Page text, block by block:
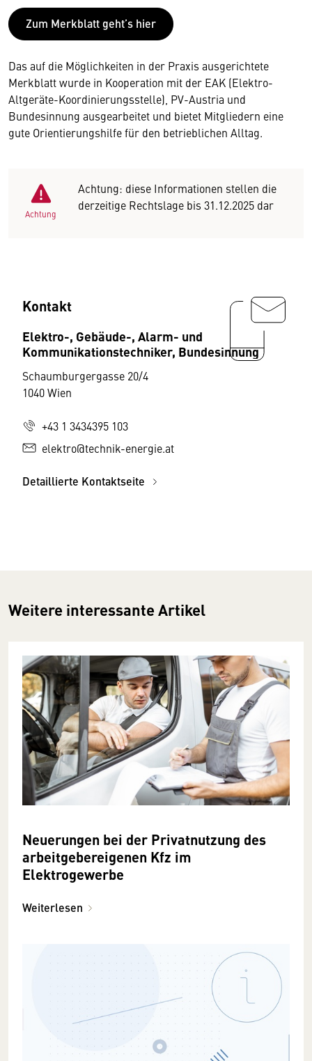
Zum Merkblatt geht’s hier
Das auf die Möglichkeiten in der Praxis ausgerichtete
Merkblatt wurde in Kooperation mit der EAK (Elektro-
Altgeräte-Koordinierungsstelle), PV-Austria und
Bundesinnung ausgearbeitet und bietet Mitgliedern eine
gute Orientierungshilfe für den betrieblichen Alltag.
Achtung
Achtung: diese Informationen stellen die
derzeitige Rechtslage bis 31.12.2025 dar
Kontakt
Elektro-, Gebäude-, Alarm- und
Kommunikationstechniker, Bundesinnung
Schaumburgergasse 20/4
1040 Wien
+43 1 3434395 103
elektro@technik-energie.at
Detaillierte Kontaktseite
Weitere interessante Artikel
Neuerungen bei der Privatnutzung des
arbeitgebereigenen Kfz im
Elektrogewerbe
Weiterlesen